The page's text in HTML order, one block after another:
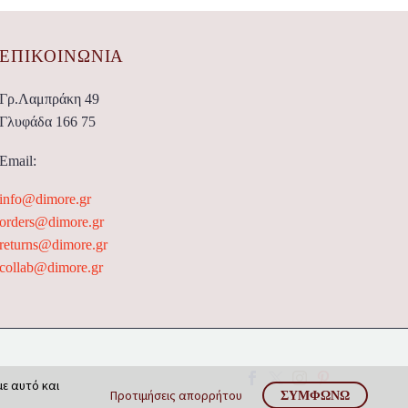
ΕΠΙΚΟΙΝΩΝΊΑ
Γρ.Λαμπράκη 49
Γλυφάδα 166 75
Email:
info@dimore.gr
orders@dimore.gr
returns@dimore.gr
collab@dimore.gr
αυτό και
Προτιμήσεις απορρήτου ΣΥΜΦΩΝΏ